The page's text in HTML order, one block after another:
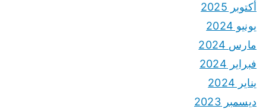
أكتوبر 2025
يونيو 2024
مارس 2024
فبراير 2024
يناير 2024
ديسمبر 2023